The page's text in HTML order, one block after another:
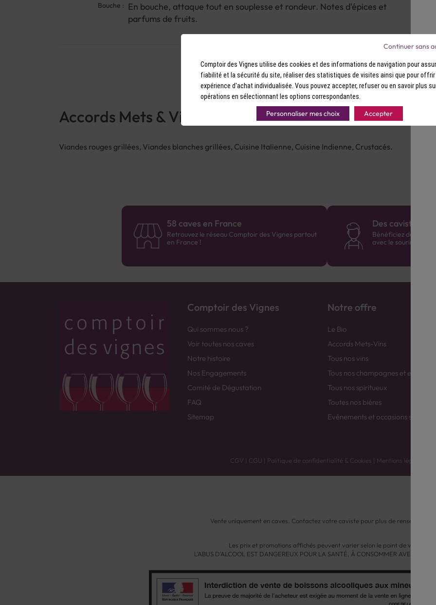
Bouche : En bouche, attaque tout en souplesse et rondeur. Notes d'épices et
parfums de fruits.
Accords Mets & Vins
Viandes rouges grillées, Viandes blanches grillées, Cuisine Italienne, Cuisine Indienne, Crustacés.
58 caves en France
Retrouvez le réseau Comptoir des Vignes partout
en France !
Des cavistes à
Bénéficiez de
avec le sourire :)
Comptoir des Vignes
Qui sommes nous ?
Voir toutes nos caves
Notre histoire
Nos Engagements
Comité de Dégustation
FAQ
Sitemap
Notre offre
Le Bio
Accords Mets-Vins
Tous nos vins
Tous nos champagnes et
Tous nos spiritueux
Toutes nos bières
Evénements et occasions spéciales
CGV | CGU | Politique de confidentialité & Cookies | Mentions légales
Vente uniquement en caves. Contactez votre caviste pour plus de
Les prix et promotions affichés peuvent varier selon le point de vente.
L'ABUS D'ALCOOL EST DANGEREUX POUR LA SANTÉ, À CONSOMMER AVEC
Comptoir des Vignes utilise des cookies et des informations de navigation pour
fiabilité et la sécurité du site, réaliser des statistiques de visites ainsi que pour offrir
expérience d'achat individualisée. Vous pouvez accepter, refuser ou en savoir plus
opérations en sélectionnant les options correspondantes.
Personnaliser mes choix Accepter
Continuer sans